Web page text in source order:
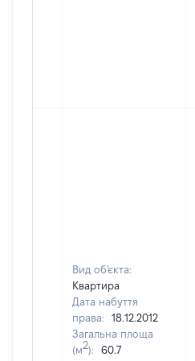
Вид об'єкта:
Квартира
Дата набуття
права:
18.12.2012
Загальна площа
(м2):
60.7